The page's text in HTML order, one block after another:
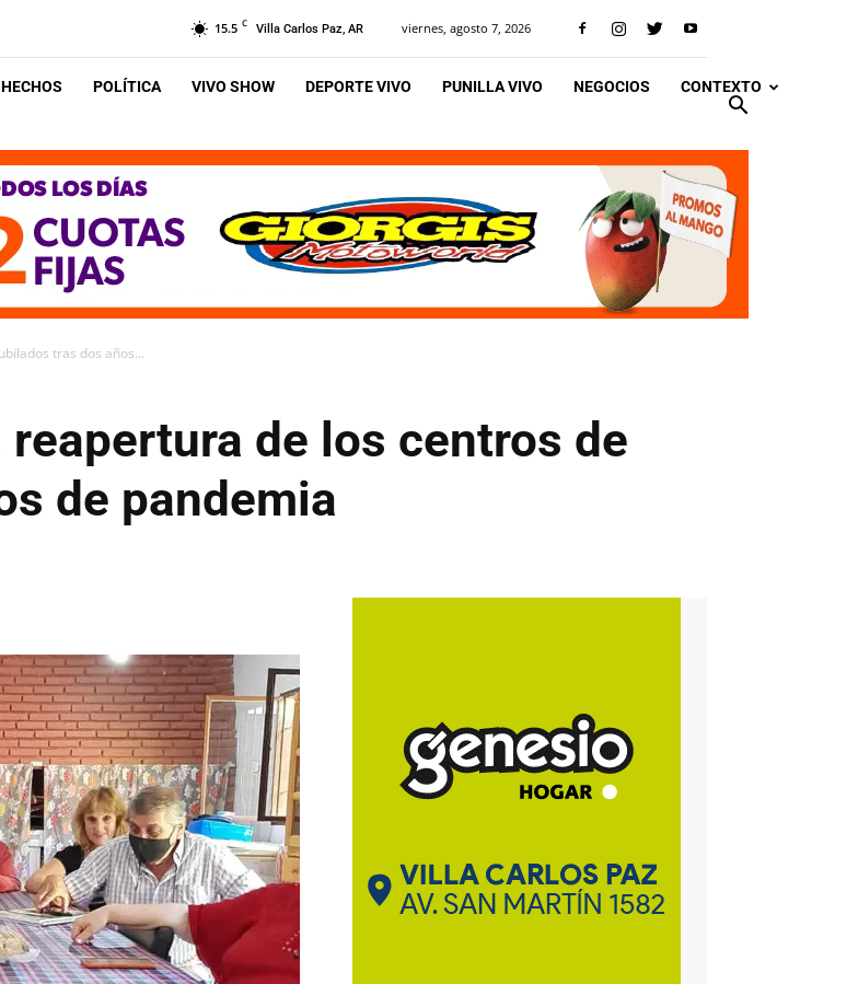
15.5 C Villa Carlos Paz, AR viernes, agosto 7, 2026
POLÍTICA VIVO SHOW DEPORTE VIVO PUNILLA VIVO NEGOCIOS CONTEXTO
tras dos años...
de los centros de
de pandemia